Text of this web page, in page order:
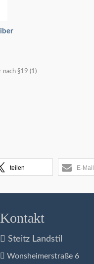
§19 (1)
teilen E-Mail
Kontakt
Steitz Landstil
Wonsheimerstraße 6